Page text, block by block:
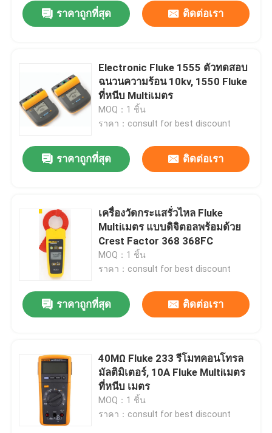
ราคาถูกที่สุด ติดต่อเรา
Electronic Fluke 1555 ตัวทดสอบ
ฉนวนความร้อน 10kv, 1550 Fluke
ที่หนีบ Multiเมตร
MOQ：1 ชิ้น
ราคา：consult for best discount
ราคาถูกที่สุด ติดต่อเรา
เครื่องวัดกระแสรั่วไหล Fluke
Multiเมตร แบบดิจิตอลพร้อมด้วย
Crest Factor 368 368FC
MOQ：1 ชิ้น
ราคา：consult for best discount
ราคาถูกที่สุด ติดต่อเรา
40MΩ Fluke 233 รีโมทคอนโทรล
มัลติมิเตอร์, 10A Fluke Multiเมตร
ที่หนีบ เมตร
MOQ：1 ชิ้น
ราคา：consult for best discount